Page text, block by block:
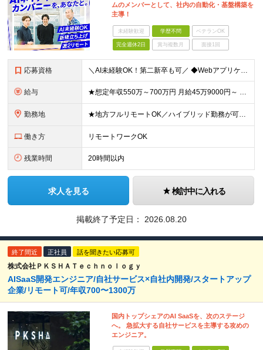
ムのメンバーとして、社内の自動化・基盤構築を
主導！
未経験歓迎 学歴不問 ベテランOK
完全週休2日 賞与複数月 面接1回
応募資格 ＼AI未経験OK！第二新卒も可／ ◆Webアプリケーション開発経験3年以上 ◆学歴不問 ～このような方にオススメです～ ・AIを脅威ではなく「最高のパートナー」と捉えられる方 ・技術に楽しんで興味を
給与 ★想定年収550万～700万円 月給45万9000円～ ※上記には固定残業代：11万9480円(固定残業時間45時間/月)を含みます ※超過分は別途支給します ※試用期間3ヵ月あり。期間中の給与・待
勤務地 ★地方フルリモートOK／ハイブリッド勤務が可能！ ★完全自社内勤務／客先常駐一切なし ◆東京都渋谷区南平台町16-28 Daiwa渋谷スクエア 3階 ※(変更の範囲)上記を除く当社関連勤務地
働き方 リモートワークOK
残業時間 20時間以内
求人を見る 検討中に入れる
掲載終了予定日： 2026.08.20
終了間近 正社員 話を聞きたい応募可
株式会社ＰＫＳＨＡＴｅｃｈｎｏｌｏｇｙ
AISaaS開発エンジニア/自社サービス×自社内開発/スタートアップ
企業/リモート可/年収700〜1300万
国内トップシェアのAI SaaSを、次のステージ
へ。 急拡大する自社サービスを主導する攻めの
エンジニア。